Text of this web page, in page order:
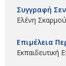
Συγγραφή
Ελένη
Επιμέλεια
Εκπαιδευτική